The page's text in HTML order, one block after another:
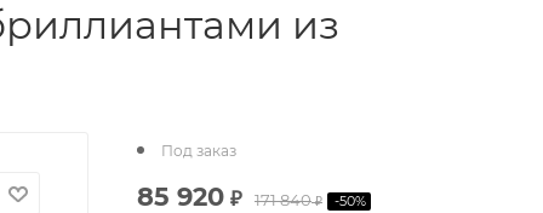
из
Под заказ
85 920 ₽ 171 840₽ -50%